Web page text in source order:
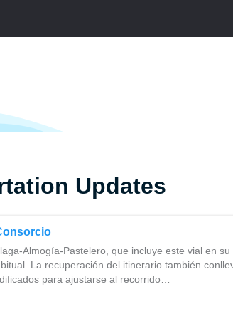
Updates
Almogía-Pastelero, que incluye este vial en
La recuperación del itinerario también
para ajustarse al recorrido…